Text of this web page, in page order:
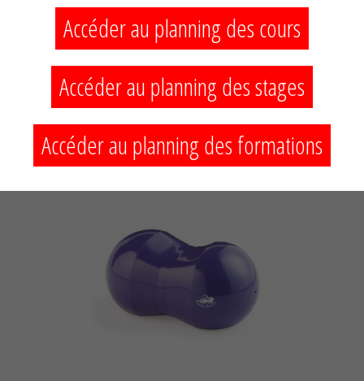
Balles Franklin Universal
15,50 €
Rouleau Fascia Toner
19,50 €
Accéder au planning des cours
Accéder au planning des stages
Accéder au planning des formations